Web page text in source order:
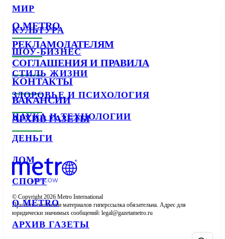
МИР
КУЛЬТУРА
ШОУ-БИЗНЕС
СТИЛЬ ЖИЗНИ
ЗДОРОВЬЕ И ПСИХОЛОГИЯ
НАУКА И ТЕХНОЛОГИИ
ДЕНЬГИ
ДОМ
СПОРТ
О METRO
АРХИВ ГАЗЕТЫ
О METRO
РЕКЛАМОДАТЕЛЯМ
СОГЛАШЕНИЯ И ПРАВИЛА
КОНТАКТЫ
ВАКАНСИИ
АРХИВ ГАЗЕТЫ
© Copyright 2026 Metro International
При использовании материалов гиперссылка обязательна. Адрес для
юридически значимых сообщений: